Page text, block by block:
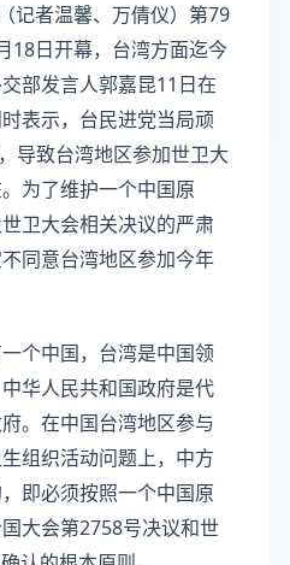
记者温馨、万倩仪）第79
18日开幕，台湾方面迄今
部发言人郭嘉昆11日在
表示，台民进党当局顽
导致台湾地区参加世卫大
为了维护一个中国原
卫大会相关决议的严肃
同意台湾地区参加今年
个中国，台湾是中国领
华人民共和国政府是代
。在中国台湾地区参与
组织活动问题上，中方
即必须按照一个中国原
大会第2758号决议和世